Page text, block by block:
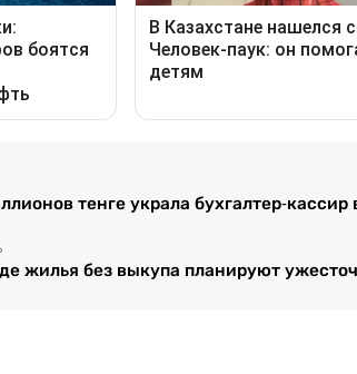
тенге украла бухгалтер-кассир
жилья без выкупа планируют